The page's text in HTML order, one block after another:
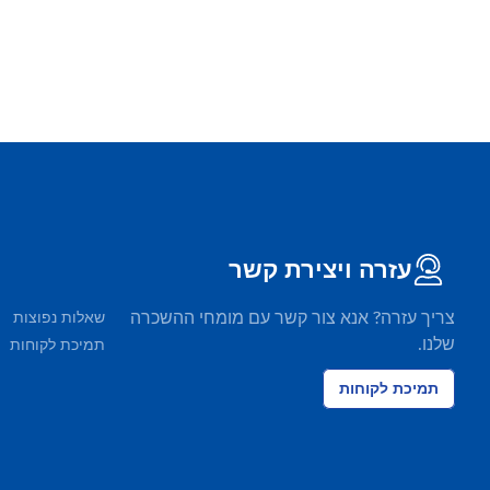
עזרה ויצירת קשר
צריך עזרה? אנא צור קשר עם מומחי ההשכרה
שלנו.
תמיכת לקוחות
שאלות נפוצות
תמיכת לקוחות